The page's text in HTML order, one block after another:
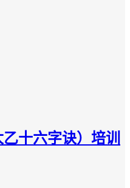
十六字诀）培训